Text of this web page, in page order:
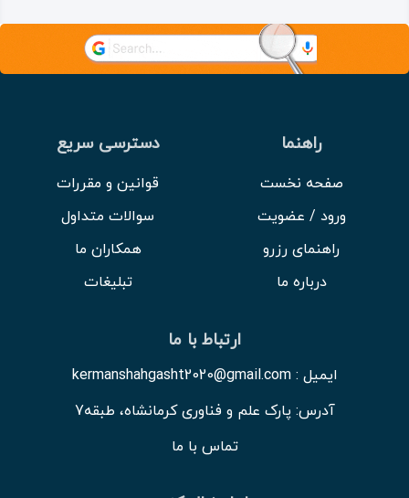
راهنما
صفحه نخست
ورود / عضویت
راهنمای رزرو
درباره ما
دسترسی سریع
قوانین و مقررات
سوالات متداول
همکاران ما
تبلیغات
ارتباط با ما
ایمیل : kermanshahgasht2020@gmail.com
آدرس: پارک علم و فناوری کرمانشاه، طبقه7
تماس با ما